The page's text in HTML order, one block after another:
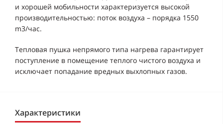
и хорошей мобильности характеризуется высокой
производительностью: поток воздуха – порядка 1550
m3/час.
Тепловая пушка непрямого типа нагрева гарантирует
поступление в помещение теплого чистого воздуха и
исключает попадание вредных выхлопных газов.
Характеристики